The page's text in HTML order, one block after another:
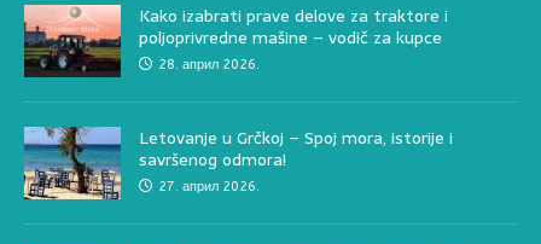
Kako izabrati prave delove za traktore i
poljoprivredne mašine – vodič za kupce
28. април 2026.
Letovanje u Grčkoj – Spoj mora, istorije i
savršenog odmora!
27. април 2026.